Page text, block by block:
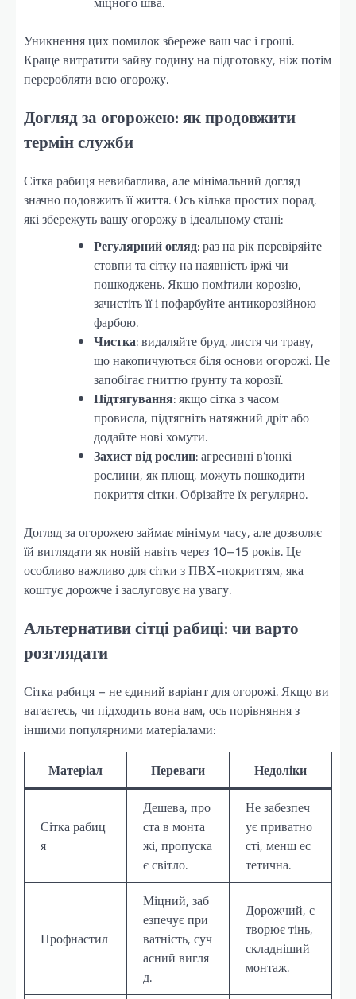
Уникнення цих помилок збереже ваш час і гроші.
Краще витратити зайву годину на підготовку, ніж потім
переробляти всю огорожу.
Догляд за огорожею: як продовжити
термін служби
Сітка рабиця невибаглива, але мінімальний догляд
значно подовжить її життя. Ось кілька простих порад,
які збережуть вашу огорожу в ідеальному стані:
Регулярний огляд: раз на рік перевіряйте
стовпи та сітку на наявність іржі чи
пошкоджень. Якщо помітили корозію,
зачистіть її і пофарбуйте антикорозійною
фарбою.
Чистка: видаляйте бруд, листя чи траву,
що накопичуються біля основи огорожі. Це
запобігає гниттю ґрунту та корозії.
Підтягування: якщо сітка з часом
провисла, підтягніть натяжний дріт або
додайте нові хомути.
Захист від рослин: агресивні в’юнкі
рослини, як плющ, можуть пошкодити
покриття сітки. Обрізайте їх регулярно.
Догляд за огорожею займає мінімум часу, але дозволяє
їй виглядати як новій навіть через 10–15 років. Це
особливо важливо для сітки з ПВХ-покриттям, яка
коштує дорожче і заслуговує на увагу.
Альтернативи сітці рабиці: чи варто
розглядати
Сітка рабиця – не єдиний варіант для огорожі. Якщо ви
вагаєтесь, чи підходить вона вам, ось порівняння з
іншими популярними матеріалами:
Матеріал Переваги Недоліки
Сітка рабиц
я
Дешева, про
ста в монта
жі, пропуска
є світло.
Не забезпеч
ує приватно
сті, менш ес
тетична.
Профнастил
Міцний, заб
езпечує при
ватність, суч
асний вигля
д.
Дорожчий, с
творює тінь,
складніший
монтаж.